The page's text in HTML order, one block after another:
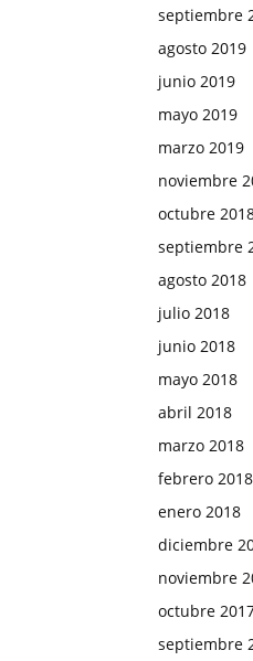
septiembre
agosto 2019
junio 2019
mayo 2019
marzo 2019
noviembre
octubre
septiembre
agosto 2018
julio 2018
junio 2018
mayo 2018
abril 2018
marzo 2018
febrero 2018
enero 2018
diciembre
noviembre
octubre
septiembre